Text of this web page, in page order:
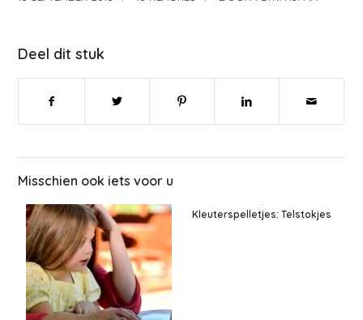
Deel dit stuk
Misschien ook iets voor u
Kleuterspelletjes: Telstokjes